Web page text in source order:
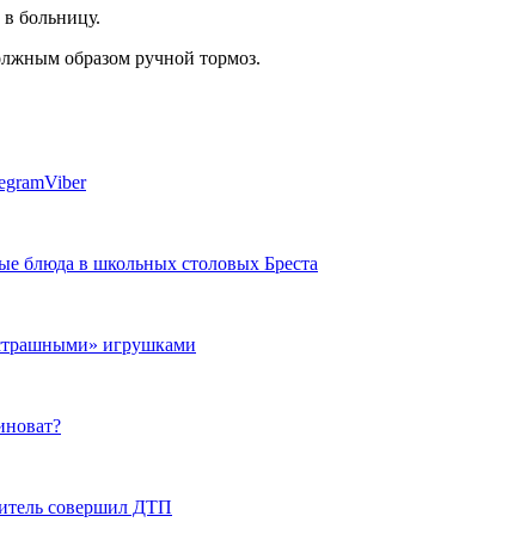
больницу.
образом ручной тормоз.
Viber
блюда в школьных столовых Бреста
игрушками
совершил ДТП